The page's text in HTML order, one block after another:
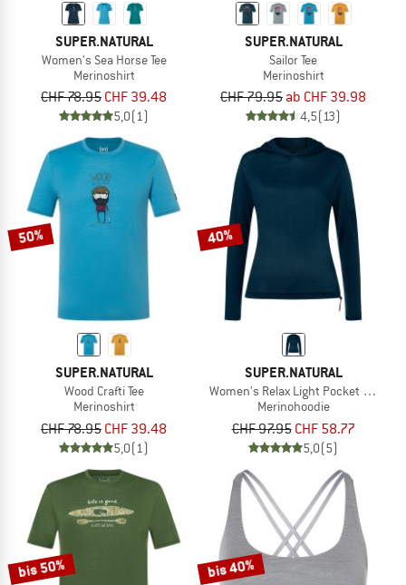
SUPER.NATURAL
Women's Sea Horse Tee
Merinoshirt
CHF 78.95 CHF 39.48
5,0(1)
SUPER.NATURAL
Sailor Tee
Merinoshirt
CHF 79.95 ab CHF 39.98
4,5(13)
50%
SUPER.NATURAL
Wood Crafti Tee
Merinoshirt
CHF 78.95 CHF 39.48
5,0(1)
40%
SUPER.NATURAL
Women's Relax Light Pocket Hoodie
Merinohoodie
CHF 97.95 CHF 58.77
5,0(5)
bis 50% bis 40%